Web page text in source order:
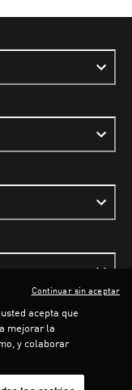
acepta que
mejorar la
y colaborar
Continuar sin aceptar